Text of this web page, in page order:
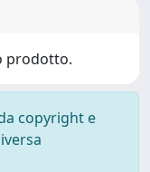
prodotto.
copyright e